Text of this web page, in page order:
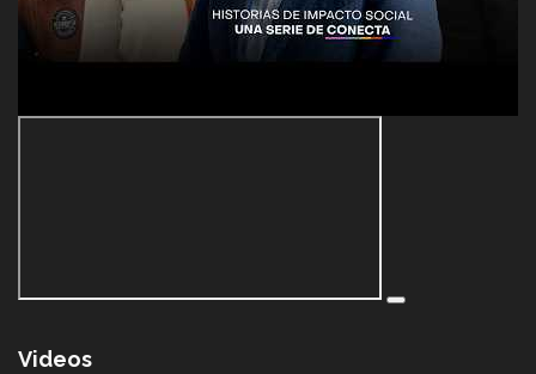
Videos